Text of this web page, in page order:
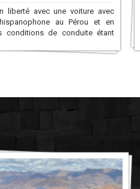
liberté avec une voiture avec
au Pérou et en
conditions de conduite étant
vous conduira aux sites que